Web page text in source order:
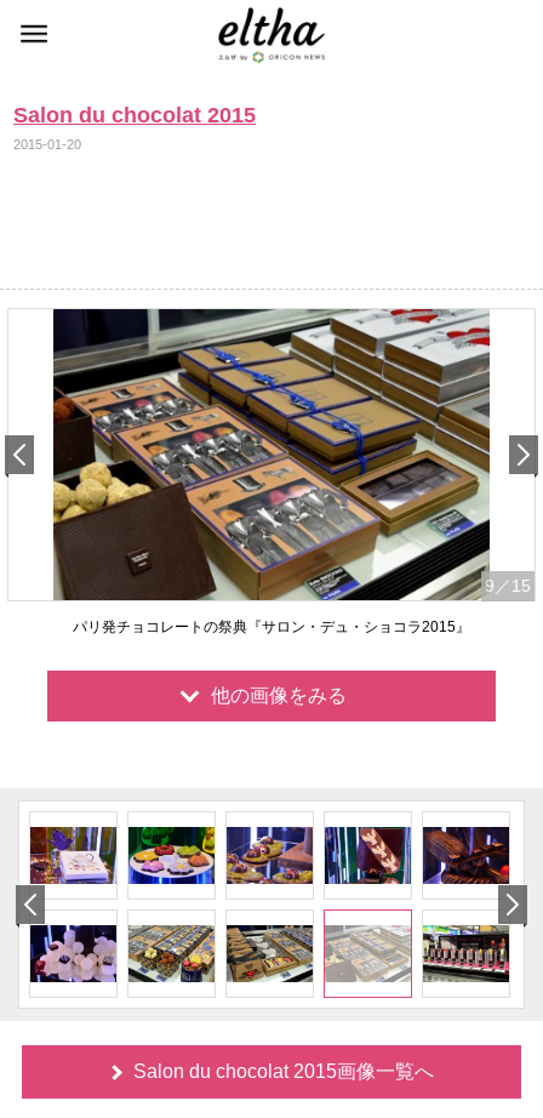
Salon du chocolat 2015
2015-01-20
9 ／15
パリ発チョコレートの祭典『サロン・デュ・ショコラ2015』
他の画像をみる
Salon du chocolat 2015画像一覧へ